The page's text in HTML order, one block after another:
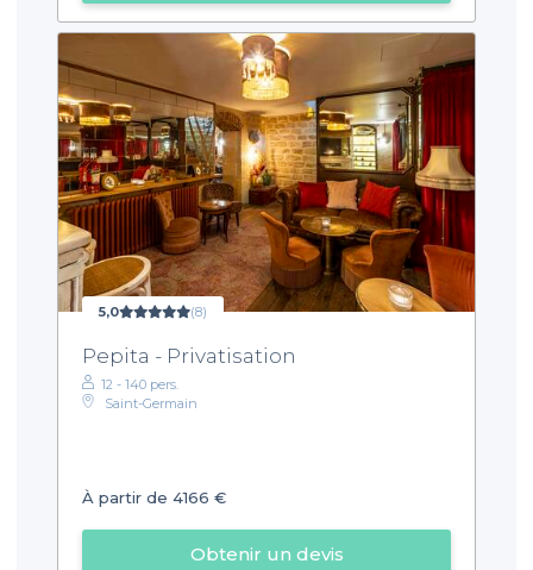
5,0 (8)
Pepita - Privatisation
12 - 140 pers.
Saint-Germain
À partir de 4166 €
Obtenir un devis